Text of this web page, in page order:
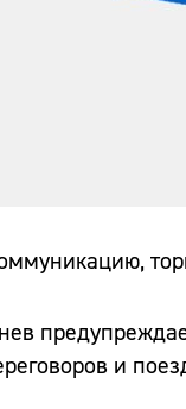
и